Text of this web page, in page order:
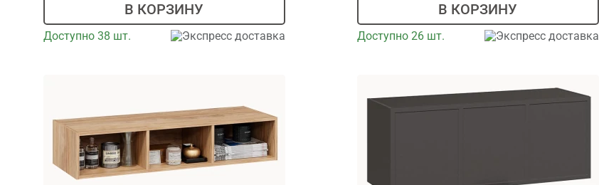
В КОРЗИНУ
Доступно 38 шт. Экспресс доставка
В КОРЗИНУ
Доступно 26 шт. Экспресс доставка